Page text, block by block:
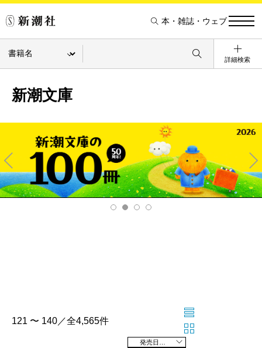
本・雑誌・ウェブ
詳細検索
新潮文庫
Pre
v
Ne
xt
121 〜 140／全4,565件